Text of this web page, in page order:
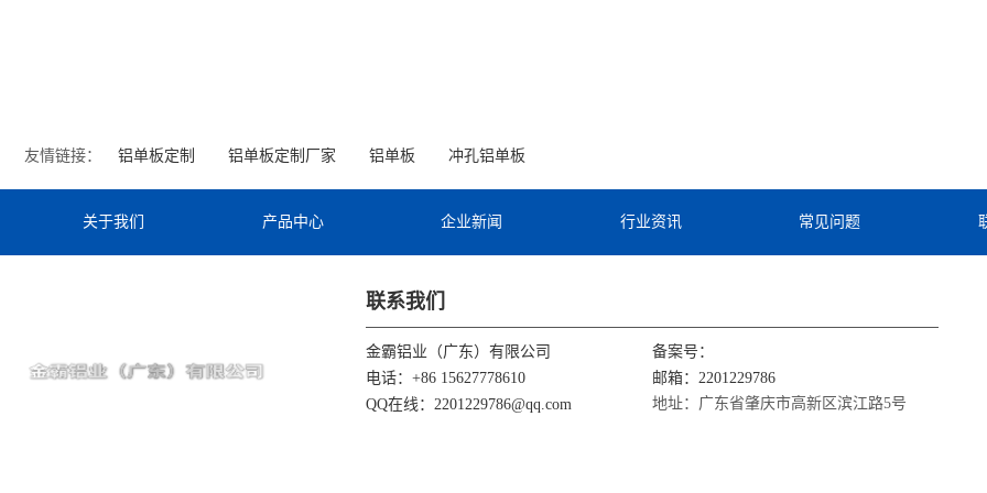
友情链接： 铝单板定制 铝单板定制厂家 铝单板 冲孔铝单板
关于我们 产品中心 企业新闻 行业资讯 常见问题
联系我们
金霸铝业（广东）有限公司
备案号：
电话：+86 15627778610
邮箱：2201229786
QQ在线：2201229786@qq.com
地址：广东省肇庆市高新区滨江路5号